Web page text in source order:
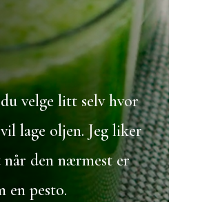
velge litt selv hvor
lage oljen. Jeg liker
når den nærmest er
en pesto.